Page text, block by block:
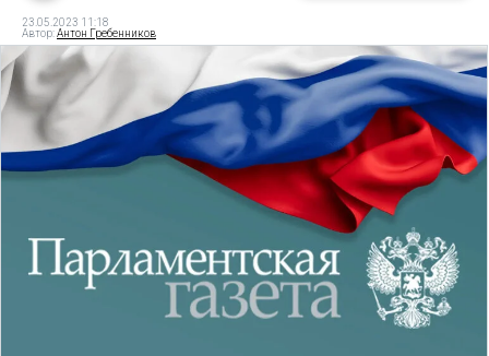
23.05.2023 11:18
Автор:Антон Гребенников